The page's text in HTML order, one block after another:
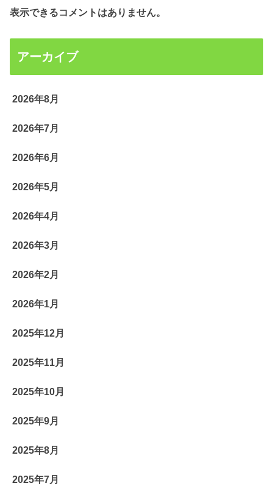
表示できるコメントはありません。
アーカイブ
2026年8月
2026年7月
2026年6月
2026年5月
2026年4月
2026年3月
2026年2月
2026年1月
2025年12月
2025年11月
2025年10月
2025年9月
2025年8月
2025年7月